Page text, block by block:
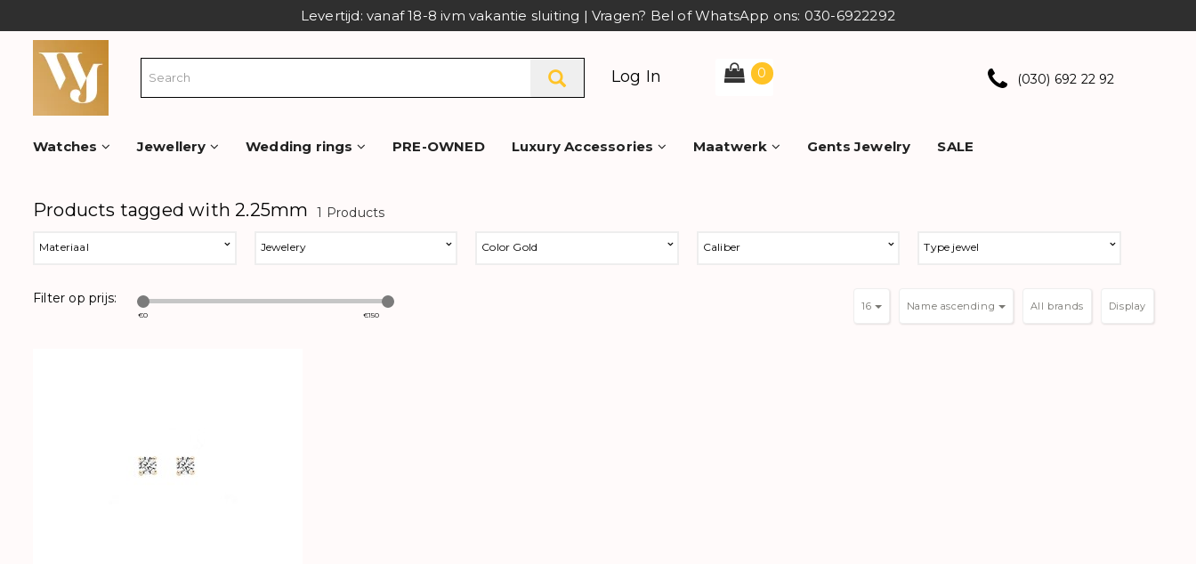
Levertijd: vanaf 18-8 ivm vakantie sluiting | Vragen? Bel of WhatsApp ons: 030-6922292
Log In 0 (030) 692 22 92
Watches Jewellery Wedding rings PRE-OWNED Luxury Accessories Maatwerk Gents Jewelry SALE
Products tagged with 2.25mm 1 Products
Materiaal Jewelery Color Gold Caliber Type jewel
Filter op prijs:
€0 €150
Display
Name ascending
16